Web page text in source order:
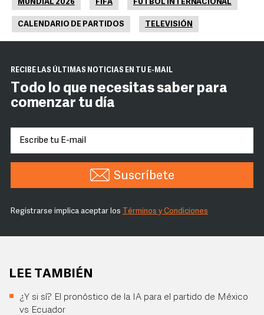
MUNDIAL 2026 FIFA FUTBOL INTERNACIONAL
CALENDARIO DE PARTIDOS TELEVISIÓN
RECIBE LAS ÚLTIMAS NOTICIAS EN TU E-MAIL
Todo lo que necesitas saber para
comenzar tu día
Suscríbete
Registrarse implica aceptar los Términos y Condiciones
LEE TAMBIÉN
¿Y si sí? El pronóstico de la IA para el partido de México
vs Ecuador